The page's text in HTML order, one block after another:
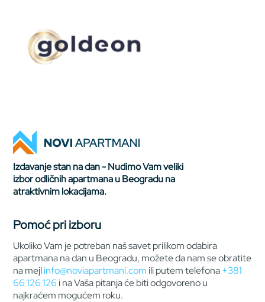
Izdavanje stan na dan - Nudimo Vam veliki
izbor odličnih apartmana u Beogradu na
atraktivnim lokacijama.
Pomoć pri izboru
Ukoliko Vam je potreban naš savet prilikom odabira
apartmana na dan u Beogradu, možete da nam se obratite
na mejlinfo@noviapartmani.com ili putem telefona+381
66 126 126 i na Vaša pitanja će biti odgovoreno u
najkraćem mogućem roku.